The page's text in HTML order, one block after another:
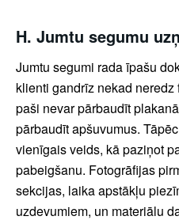
H. Jumtu segumu
Jumtu segumi rada īpašu
klienti gandrīz nekad
paši nevar pārbaudīt
pārbaudīt apšuvumus.
vienīgais veids, kā paziņot
pabeigšanu. Fotogrāfijas
sekcijas, laika apstākļu
uzdevumiem, un materiālu